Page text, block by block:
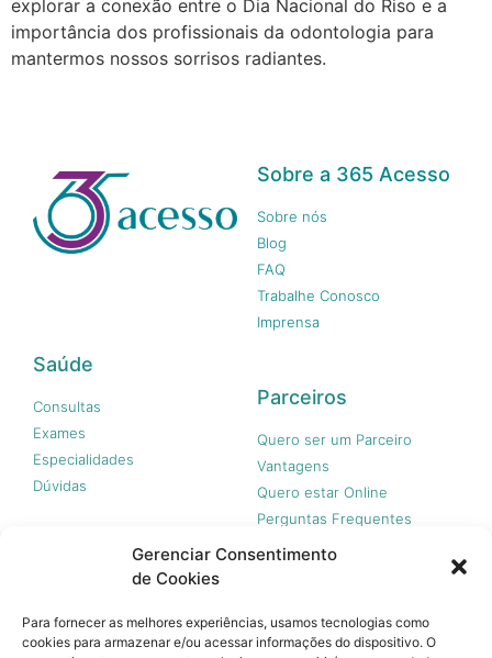
Gerenciar Consentimento
de Cookies
Para fornecer as melhores experiências, usamos tecnologias como
cookies para armazenar e/ou acessar informações do dispositivo. O
explorar a conexão entre o Dia Nacional do Riso e a
importância dos profissionais da odontologia para
mantermos nossos sorrisos radiantes.
Sobre a 365 Acesso
Sobre nós
Blog
FAQ
Trabalhe Conosco
Imprensa
Saúde
Consultas
Exames
Especialidades
Dúvidas
Parceiros
Quero ser um Parceiro
Vantagens
Quero estar Online
Perguntas Frequentes